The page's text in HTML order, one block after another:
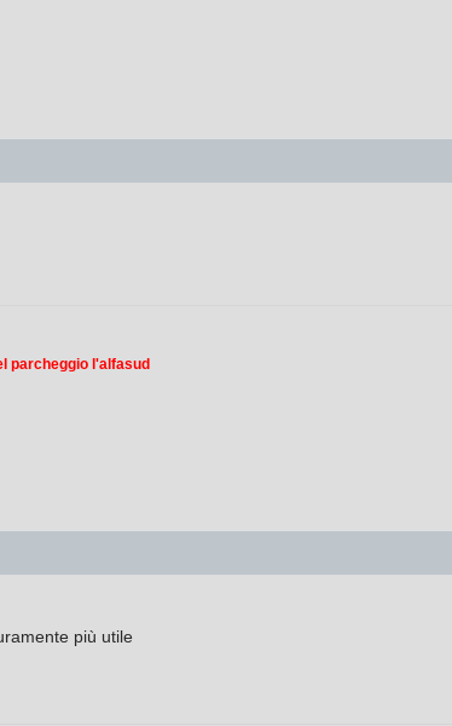
parcheggio l'alfasud
più utile